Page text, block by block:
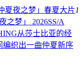
夏夜之梦」春夏大片1
之梦」 2026SS/A
从莎士比亚的经
编织出一曲仲夏新序